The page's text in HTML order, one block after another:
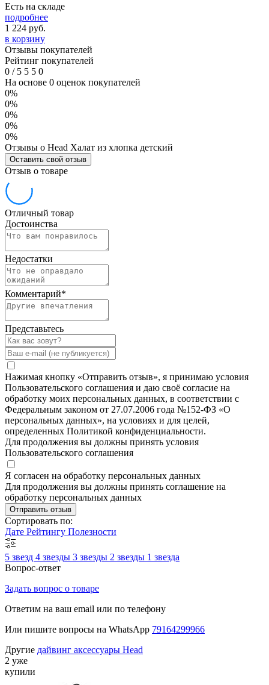
Есть на складе
подробнее
1 224 руб.
в корзину
Отзывы покупателей
Рейтинг покупателей
0 /5 5 5 0
На основе 0 оценок покупателей
0%
0%
0%
0%
0%
Отзывы о Head Халат из хлопка детский
Оставить свой отзыв
Отзыв о товаре
Отличный товар
Достоинства
Недостатки
Комментарий*
Представьтесь
Нажимая кнопку «Отправить отзыв», я принимаю условия
Пользовательского соглашения и даю своё согласие на
обработку моих персональных данных, в соответствии с
Федеральным законом от 27.07.2006 года №152-ФЗ «О
персональных данных», на условиях и для целей,
определенных Политикой конфиденциальности.
Для продолжения вы должны принять условия
Пользовательского соглашения
Я согласен на обработку персональных данных
Для продолжения вы должны принять соглашение на
обработку персональных данных
Отправить отзыв
Сортировать по:
Дате Рейтингу Полезности
5 звезд 4 звезды 3 звезды 2 звезды 1 звезда
Вопрос-ответ
Задать вопрос о товаре
Ответим на ваш email или по телефону
Или пишите вопросы на WhatsApp 79164299966
Другие дайвинг аксессуары Head
2 уже
купили